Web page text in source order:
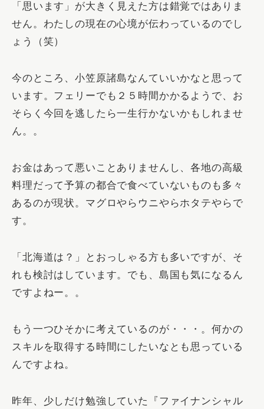
「思います」が大きく見えた方は錯覚ではありま
せん。わたしの現在の心境が伝わっているのでし
ょう（笑）
今のところ、小笠原諸島なんていいかなと思って
います。フェリーでも２５時間かかるようで、お
そらく今回を逃したら一生行かないかもしれませ
ん。。
お金はあって悪いことありませんし、各地の高級
料理だって予算の都合で食べていないものも多々
あるのが現状。マグロやらウニやらホタテやらで
す。
「北海道は？」とおっしゃる方も多いですが、そ
れも検討はしています。でも、島国も気になるん
ですよねー。。
もう一つひそかに考えているのが・・・。何かの
スキルを取得する時間にしたいなとも思っている
んですよね。
昨年、少しだけ勉強していた『 ファイナンシャル